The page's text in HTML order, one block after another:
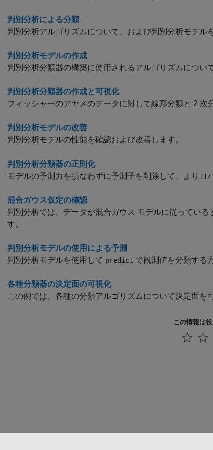
判別分析による分類
判別分析アルゴリズムについて、および判別分析モデル
判別分析モデルの作成
判別分析分類器の構築に使用されるアルゴリズムについ
判別分析分類器の作成と可視化
フィッシャーのアヤメのデータに対して線形分類と 2 次
判別分析モデルの改善
判別分析モデルの性能を確認および改善します。
判別分析分類器の正則化
モデルの予測力を損なわずに予測子を削除して、よりロ
混合ガウス仮定の確認
判別分析では、データが混合ガウス モデルに従ってい
す。
判別分析モデルの使用による予測
判別分析モデルを使用して predict で観測値を分類する
各種分類器の決定面の可視化
この例では、各種の分類アルゴリズムについて決定面を
この情報は